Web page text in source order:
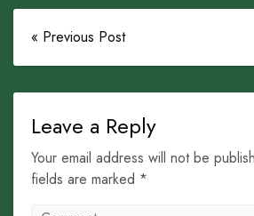
« Previous Post
Leave a Reply
Your email address will not be
fields are marked *